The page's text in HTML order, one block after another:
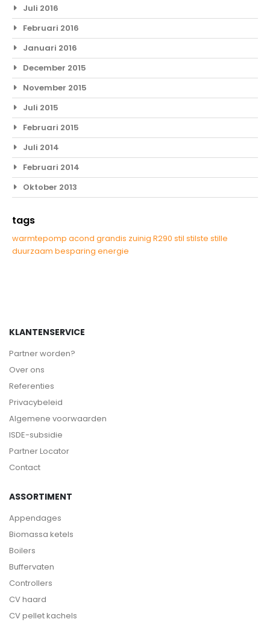
Juli 2016
Februari 2016
Januari 2016
December 2015
November 2015
Juli 2015
Februari 2015
Juli 2014
Februari 2014
Oktober 2013
tags
warmtepomp acond grandis zuinig R290 stil stilste stille
duurzaam besparing energie
KLANTENSERVICE
Partner worden?
Over ons
Referenties
Privacybeleid
Algemene voorwaarden
ISDE-subsidie
Partner Locator
Contact
ASSORTIMENT
Appendages
Biomassa ketels
Boilers
Buffervaten
Controllers
CV haard
CV pellet kachels